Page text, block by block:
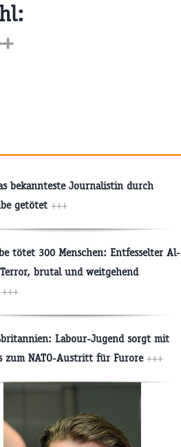
bekannteste Journalistin durch
getötet +++
tötet 300 Menschen: Entfesselter Al-
brutal und weitgehend
+++
Labour-Jugend sorgt mit
zum NATO-Austritt für Furore +++